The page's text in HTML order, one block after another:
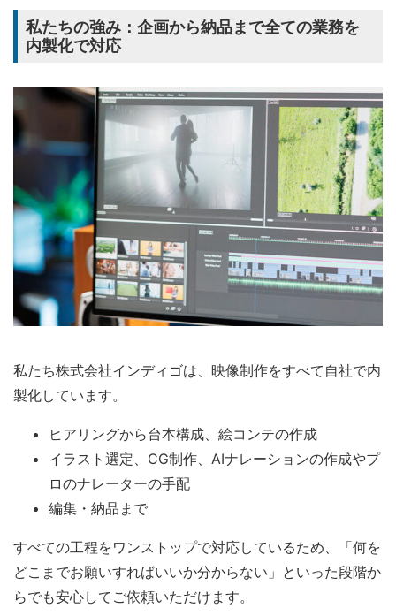
私たちの強み：企画から納品まで全ての業務を
内製化で対応
私たち株式会社インディゴは、映像制作をすべて自社で内
製化しています。
ヒアリングから台本構成、絵コンテの作成
イラスト選定、CG制作、AIナレーションの作成やプ
ロのナレーターの手配
編集・納品まで
すべての工程をワンストップで対応しているため、「何を
どこまでお願いすればいいか分からない」といった段階か
らでも安心してご依頼いただけます。